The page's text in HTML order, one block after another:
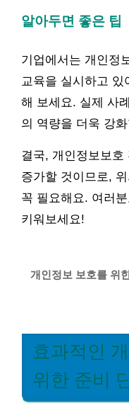
알아두면 좋은 팁
기업에서는 개인정
교육을 실시하고 있
해 보세요. 실제 사
의 역량을 더욱 강
결국, 개인정보보호
증가할 것이므로,
꼭 필요해요. 여러
키워보세요!
개인정보 보호를 위
효과적인
위한 준비